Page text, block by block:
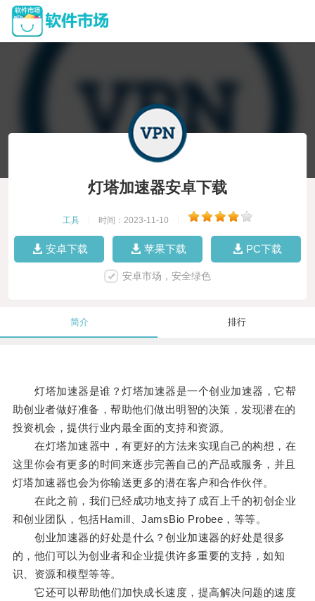
灯塔加速器安卓下载
工具 时间：2023-11-10
安卓下载 苹果下载 PC下载
安卓市场，安全绿色
简介 排行
灯塔加速器是谁？灯塔加速器是一个创业加速器，它帮
助创业者做好准备，帮助他们做出明智的决策，发现潜在的
投资机会，提供行业内最全面的支持和资源。
在灯塔加速器中，有更好的方法来实现自己的构想，在
这里你会有更多的时间来逐步完善自己的产品或服务，并且
灯塔加速器也会为你输送更多的潜在客户和合作伙伴。
在此之前，我们已经成功地支持了成百上千的初创企业
和创业团队，包括Hamill、JamsBio Probee，等等。
创业加速器的好处是什么？创业加速器的好处是很多
的，他们可以为创业者和企业提供许多重要的支持，如知
识、资源和模型等等。
它还可以帮助他们加快成长速度，提高解决问题的速度